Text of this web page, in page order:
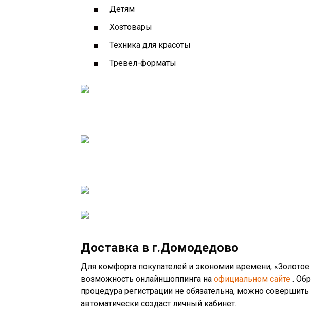
Детям
Хозтовары
Техника для красоты
Тревел-форматы
Доставка в г.Домодедово
Для комфорта покупателей и экономии времени, «Золотое
возможность онлайншоппинга на официальном сайте .
процедура регистрации не обязательна, можно совершить
автоматически создаст личный кабинет.